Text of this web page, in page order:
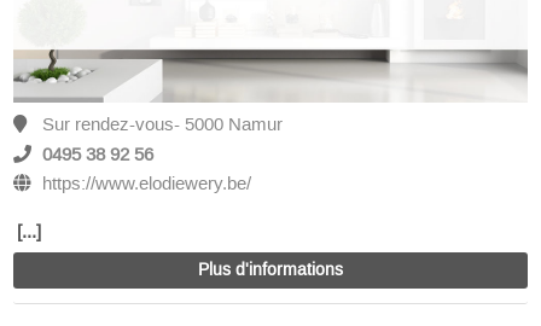
Sur rendez-vous- 5000 Namur
0495 38 92 56
https://www.elodiewery.be/
[...]
Plus d'informations